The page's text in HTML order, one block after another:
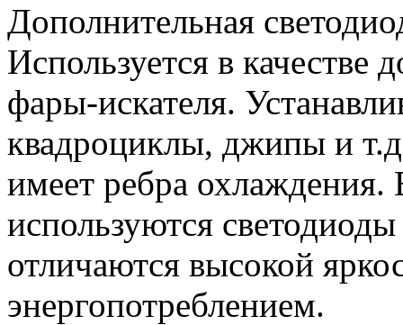
Дополнительная
Используется в качестве
фары-искателя.
квадроциклы, джипы и
имеет ребра охлаждения.
используются
отличаются высокой
энергопотреблением.